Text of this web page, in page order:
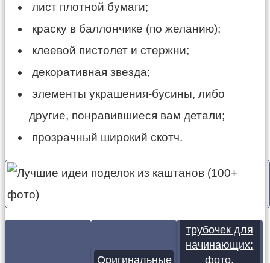
лист плотной бумаги;
краску в баллончике (по желанию);
клеевой пистолет и стержни;
декоративная звезда;
элементы украшения-бусины, либо
другие, понравившиеся вам детали;
прозрачный широкий скотч.
Оригинальные
трубочек для
начинающих:
фото,